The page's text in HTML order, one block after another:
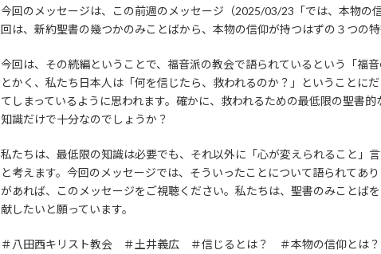
今回のメッセージは、この前週のメッセージ（2025/03/23「では、本物の
回は、新約聖書の幾つかのみことばから、本物の信仰が持つはずの３つの特
今回は、その続編ということで、福音派の教会で語られているという「福
とかく、私たち日本人は「何を信じたら、救われるのか？」ということに
てしまっているように思われます。確かに、救われるための最低限の聖書的
知識だけで十分なのでしょうか？
私たちは、最低限の知識は必要でも、それ以外に「心が変えられること」
と考えます。今回のメッセージでは、そういったことについて語られてあ
があれば、このメッセージをご視聴ください。私たちは、聖書のみことば
献したいと願っています。
＃八田西キリスト教会 ＃土井義広 ＃信じるとは？ ＃本物の信仰とは